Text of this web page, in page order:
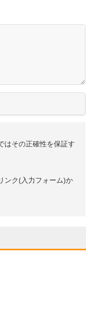
はその正確性を保証す
ンク(入力フォーム)か